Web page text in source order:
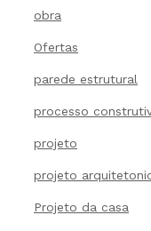
obra
Ofertas
parede estrutural
processo
projeto
projeto
Projeto da casa